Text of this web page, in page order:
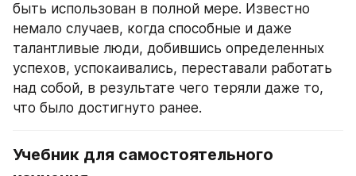
быть использован в полной мере. Известно
немало случаев, когда способные и даже
талантливые люди, добившись определенных
успехов, успокаивались, переставали работать
над собой, в результате чего теряли даже то,
что было достигнуто ранее.
Учебник для самостоятельного